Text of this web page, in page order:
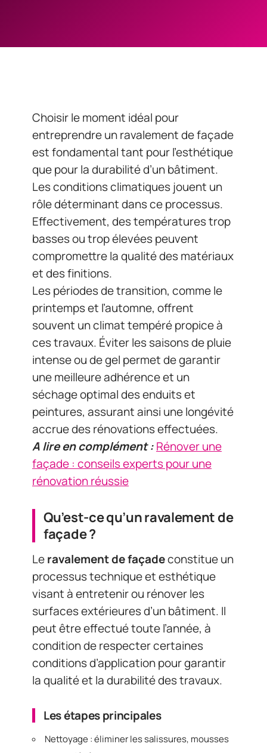
Choisir le moment idéal pour
entreprendre un ravalement de façade
est fondamental tant pour l’esthétique
que pour la durabilité d’un bâtiment.
Les conditions climatiques jouent un
rôle déterminant dans ce processus.
Effectivement, des températures trop
basses ou trop élevées peuvent
compromettre la qualité des matériaux
et des finitions.
Les périodes de transition, comme le
printemps et l’automne, offrent
souvent un climat tempéré propice à
ces travaux. Éviter les saisons de pluie
intense ou de gel permet de garantir
une meilleure adhérence et un
séchage optimal des enduits et
peintures, assurant ainsi une longévité
accrue des rénovations effectuées.
A lire en complément :Rénover une
façade : conseils experts pour une
rénovation réussie
Qu’est-ce qu’un ravalement de
façade ?
Leravalement de façadeconstitue un
processus technique et esthétique
visant à entretenir ou rénover les
surfaces extérieures d’un bâtiment. Il
peut être effectué toute l’année, à
condition de respecter certaines
conditions d’application pour garantir
la qualité et la durabilité des travaux.
Les étapes principales
Nettoyage : éliminer les salissures, mousses